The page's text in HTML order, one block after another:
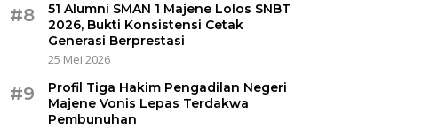
#8
51 Alumni SMAN 1 Majene Lolos SNBT
2026, Bukti Konsistensi Cetak
Generasi Berprestasi
25 Mei 2026
#9
Profil Tiga Hakim Pengadilan Negeri
Majene Vonis Lepas Terdakwa
Pembunuhan